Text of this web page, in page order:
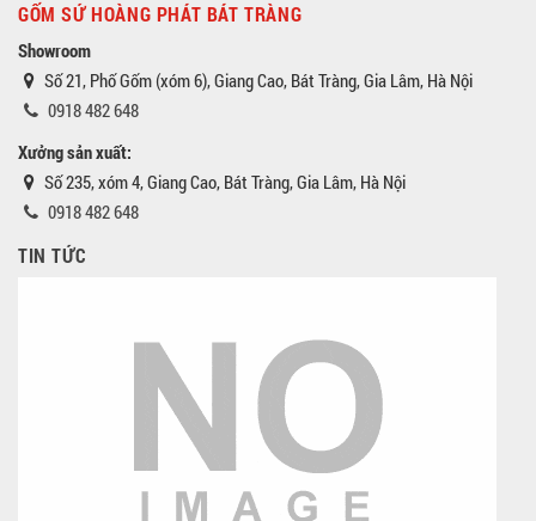
GỐM SỨ HOÀNG PHÁT BÁT TRÀNG
Showroom
Số 21, Phố Gốm (xóm 6), Giang Cao, Bát Tràng, Gia Lâm, Hà Nội
0918 482 648
Xưởng sản xuất:
Số 235, xóm 4, Giang Cao, Bát Tràng, Gia Lâm, Hà Nội
0918 482 648
TIN TỨC